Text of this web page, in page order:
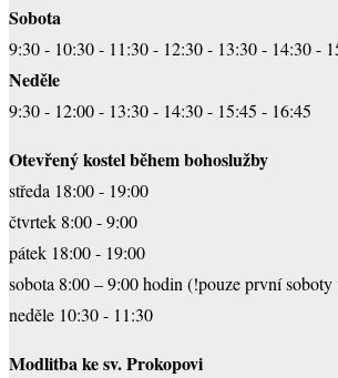
Sobota
9:30 - 10:30 - 11:30 - 12:30 - 13:30 - 14:30 -
Neděle
9:30 - 12:00 - 13:30 - 14:30 - 15:45 - 16:45
Otevřený kostel během bohoslužby
středa 18:00 - 19:00
čtvrtek 8:00 - 9:00
pátek 18:00 - 19:00
sobota 8:00 – 9:00 hodin (!pouze první soboty
neděle 10:30 - 11:30
Modlitba ke sv. Prokopovi